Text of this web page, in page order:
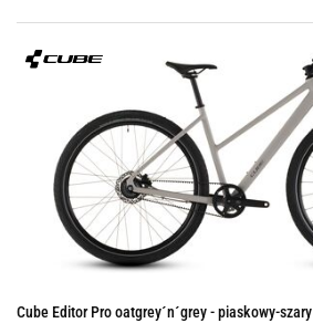
Cube Editor Pro oatgrey´n´grey - piaskowy-szary